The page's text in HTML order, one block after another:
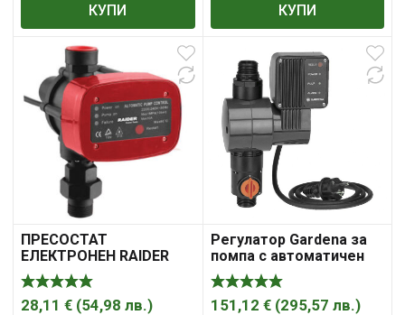
КУПИ КУПИ
ПРЕСОСТАТ
ЕЛЕКТРОНЕН RAIDER
RD-EPC02
28,11 € (54,98 лв.)
Регулатор Gardena за
помпа с автоматичен
рестарт електронен 2
bar, 1 „, 230 V
151,12 € (295,57 лв.)